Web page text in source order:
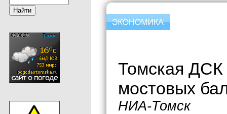
Томская ДСК
мостовых
НИА-Томск